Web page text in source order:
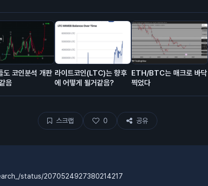
도 코인분석 개판
음
라이트코인(LTC)는 향후
에 어떻게 될거같음?
ETH/BTC는 매크로 바닥
찍었다
스크랩 0 공유
status/2070524927380214217